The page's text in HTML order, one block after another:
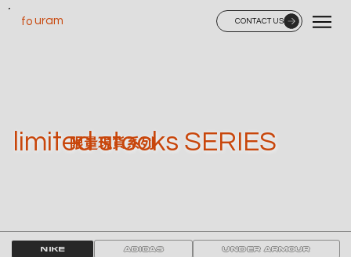
CONTACT US
uram
fo
limited stocks SERIES
限量現貨系列
NIKE ADIDAS Under Armour